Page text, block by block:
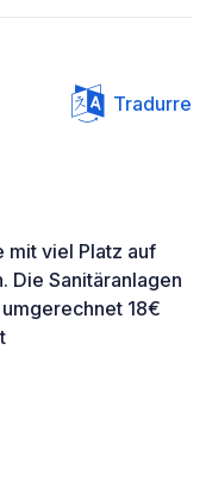
Tradurre
mit viel Platz auf
Die Sanitäranlagen
18€